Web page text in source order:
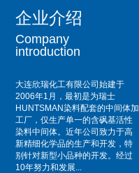
企业介绍
Company
introduction
大连欣瑞化工有限公司始建于
2006年1月，最初是为瑞士
HUNTSMAN染料配套的中间体加
工厂，仅生产单一的含砜基活性
染料中间体。近年公司致力于高
新精细化学品的生产和开发，特
别针对新型小品种的开发。经过
10年努力和发展...